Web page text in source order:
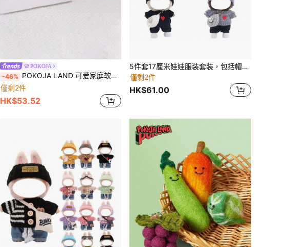
POKOJA
-46% POKOJA LAND 可爱家庭软胶娃娃，玫瑰红熊吊坠，黄色绵羊包吊坠，生日礼物，圣诞节装饰，万圣节（内芯材质：唐佳（硬质），非毛绒填充），春夏款
僅剩2件
HK$53.52
5件套17厘米娃娃服装套装，包括帽子、衣服、裤子、可爱包包和鞋子，适合第一代、第二代、第三代娃娃，适合青少年派对/生日派对、圣诞礼物（不含娃娃）
僅剩2件
HK$61.00